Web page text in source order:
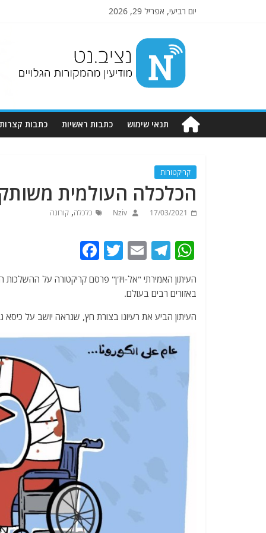
יום רביעי, אפריל 29, 2026
Nziv.net
מודיעין
מהמקורות
תנאי שימוש כתבות ראשיות כתבות קצרות
קריקטורות
הכלכלה העולמית
17/03/2021
Nziv כלכלה, קורונה
W
at
s
A
p
p
T
e
g
ra
m
E
ai
l
T
itt
er
c
e
b
o
k
העיתון האמירתי "אל-ויז'ן" פרסם קריקטורה על ההשלכות
באזורים רבים בעולם.
העיתון הביע את רעיונו בצורת חץ, שנראה יושב על